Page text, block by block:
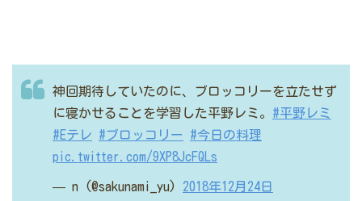
神回期待していたのに、ブロッコリーを立たせず
に寝かせることを学習した平野レミ。 #平野レミ
#Eテレ
#ブロッコリー
#今日の料理
pic.twitter.com/9XP8JcFQLs
— n (@sakunami_yu) 2018年12月24日